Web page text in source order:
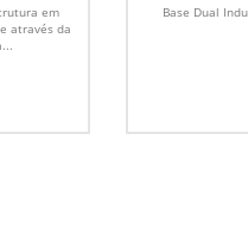
em
através da
Base Dual